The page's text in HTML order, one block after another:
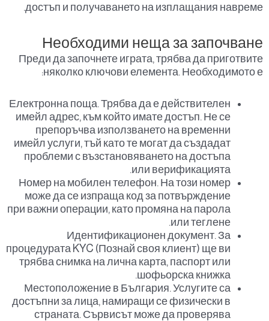
достъп и получаването на изплащания навреме.
Необходими неща за започване
Преди да започнете играта, трябва да приготвите
няколко ключови елемента. Необходимото е:
Електронна поща. Трябва да е действителен
имейл адрес, към който имате достъп. Не се
препоръчва използването на временни
имейл услуги, тъй като те могат да създадат
проблеми с възстановяването на достъпа
или верификацията.
Номер на мобилен телефон. На този номер
може да се изпраща код за потвърждение
при важни операции, като промяна на парола
или теглене.
Идентификационен документ. За
процедурата KYC (Познай своя клиент) ще ви
трябва снимка на лична карта, паспорт или
шофьорска книжка.
Местоположение в България. Услугите са
достъпни за лица, намиращи се физически в
страната. Сървисът може да проверява